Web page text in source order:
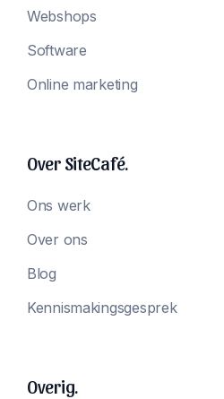
Webshops
Software
Online marketing
Over SiteCafé.
Ons werk
Over ons
Blog
Kennismakingsgesprek
Overig.